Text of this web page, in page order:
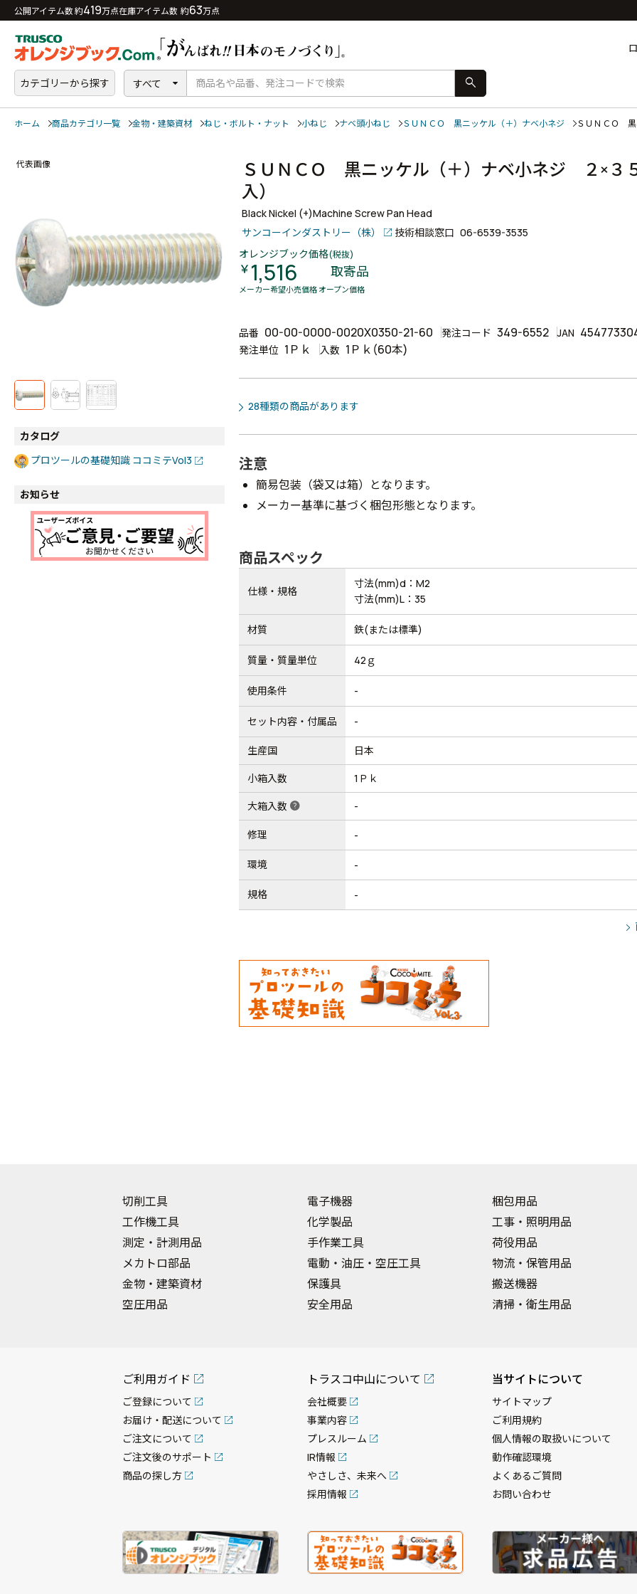
公開アイテム数 約419万点在庫アイテム数 約63万点
カテゴリーから探す すべて search
ホーム 商品カテゴリ一覧 金物・建築資材 ねじ・ボルト・ナット 小ねじ ナベ頭小ねじ ＳＵＮＣＯ 黒ニッケル（＋）ナベ小ネジ ＳＵＮＣＯ
代表画像
カタログ
プロツールの基礎知識 ココミテVol3
お知らせ
ＳＵＮＣＯ 黒ニッケル（＋）ナベ小ネジ ２×
入）
Black Nickel (+)Machine Screw Pan Head
サンコーインダストリー（株）
技術相談窓口 06-6539-3535
オレンジブック価格(税抜)
￥ 1,516 取寄品
メーカー希望小売価格 オープン価格
品番 00-00-0000-0020X0350-21-60 発注コード 349-6552 JAN
発注単位 1Ｐｋ 入数 1Ｐｋ(60本)
28種類の商品があります
注意
簡易包装（袋又は箱）となります。
メーカー基準に基づく梱包形態となります。
商品スペック
仕様・規格
寸法(mm)d：M2
寸法(mm)L：35
材質 鉄(または標準)
質量・質量単位 42ｇ
使用条件 -
セット内容・付属品 -
生産国 日本
小箱入数 1Ｐｋ
大箱入数 help -
修理 -
環境 -
規格 -
切削工具
工作機工具
測定・計測用品
メカトロ部品
金物・建築資材
空圧用品
電子機器
化学製品
手作業工具
電動・油圧・空圧工具
保護具
安全用品
梱包用品
工事・照明用品
荷役用品
物流・保管用品
搬送機器
清掃・衛生用品
ご利用ガイド
ご登録について
お届け・配送について
ご注文について
ご注文後のサポート
商品の探し方
トラスコ中山について
会社概要
事業内容
プレスルーム
IR情報
やさしさ、未来へ
採用情報
当サイトについて
サイトマップ
ご利用規約
個人情報の取扱いについて
動作確認環境
よくあるご質問
お問い合わせ